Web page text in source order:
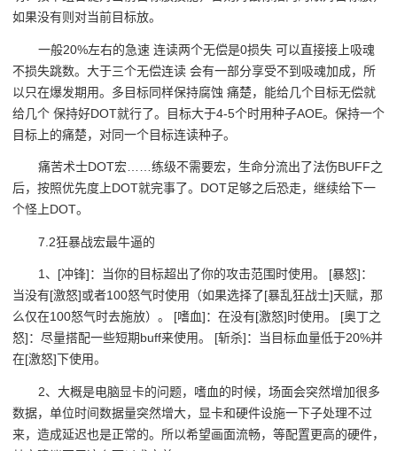
如果没有则对当前目标放。
一般20%左右的急速 连读两个无偿是0损失 可以直接接上吸魂
不损失跳数。大于三个无偿连读 会有一部分享受不到吸魂加成，所
以只在爆发期用。多目标同样保持腐蚀 痛楚，能给几个目标无偿就
给几个 保持好DOT就行了。目标大于4-5个时用种子AOE。保持一个
目标上的痛楚，对同一个目标连读种子。
痛苦术士DOT宏……练级不需要宏，生命分流出了法伤BUFF之
后，按照优先度上DOT就完事了。DOT足够之后恐走，继续给下一
个怪上DOT。
7.2狂暴战宏最牛逼的
1、[冲锋]：当你的目标超出了你的攻击范围时使用。 [暴怒]：
当没有[激怒]或者100怒气时使用（如果选择了[暴乱狂战士]天赋，那
么仅在100怒气时去施放）。 [嗜血]：在没有[激怒]时使用。 [奥丁之
怒]：尽量搭配一些短期buff来使用。 [斩杀]：当目标血量低于20%并
在[激怒]下使用。
2、大概是电脑显卡的问题，嗜血的时候，场面会突然增加很多
数据，单位时间数据量突然增大，显卡和硬件设施一下子处理不过
来，造成延迟也是正常的。所以希望画面流畅，等配置更高的硬件，